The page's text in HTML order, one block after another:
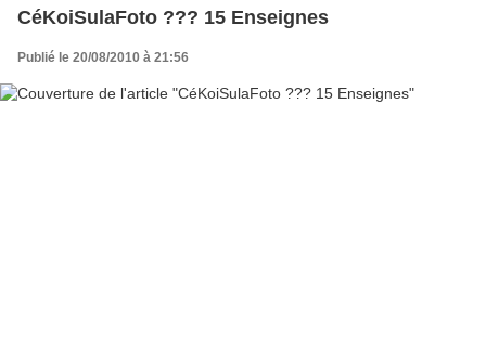
CéKoiSulaFoto ??? 15 Enseignes
Publié le 20/08/2010 à 21:56